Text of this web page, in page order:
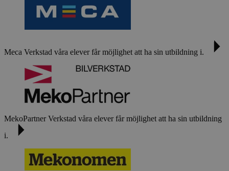
Meca Verkstad våra elever får möjlighet att ha sin utbildning i.
MekoPartner Verkstad våra elever får möjlighet att ha sin utbildning
i.